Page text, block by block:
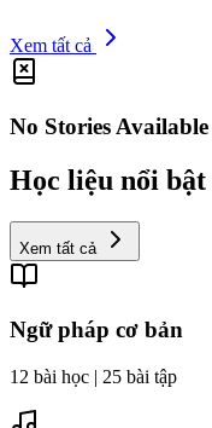
Xem tất cả
No Stories Available
Học liệu nổi bật
Xem tất cả
Ngữ pháp cơ bản
12 bài học | 25 bài tập